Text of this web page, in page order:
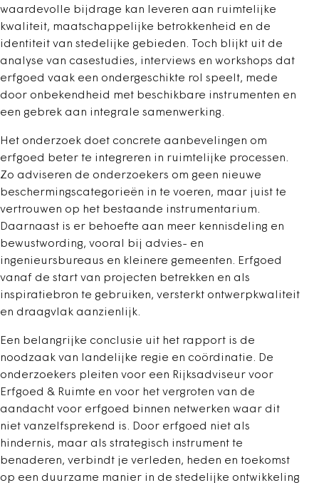
waardevolle bijdrage kan leveren aan ruimtelijke
kwaliteit, maatschappelijke betrokkenheid en de
identiteit van stedelijke gebieden. Toch blijkt uit de
analyse van casestudies, interviews en workshops dat
erfgoed vaak een ondergeschikte rol speelt, mede
door onbekendheid met beschikbare instrumenten en
een gebrek aan integrale samenwerking.
Het onderzoek doet concrete aanbevelingen om
erfgoed beter te integreren in ruimtelijke processen.
Zo adviseren de onderzoekers om geen nieuwe
beschermingscategorieën in te voeren, maar juist te
vertrouwen op het bestaande instrumentarium.
Daarnaast is er behoefte aan meer kennisdeling en
bewustwording, vooral bij advies- en
ingenieursbureaus en kleinere gemeenten. Erfgoed
vanaf de start van projecten betrekken en als
inspiratiebron te gebruiken, versterkt ontwerpkwaliteit
en draagvlak aanzienlijk.
Een belangrijke conclusie uit het rapport is de
noodzaak van landelijke regie en coördinatie. De
onderzoekers pleiten voor een Rijksadviseur voor
Erfgoed & Ruimte en voor het vergroten van de
aandacht voor erfgoed binnen netwerken waar dit
niet vanzelfsprekend is. Door erfgoed niet als
hindernis, maar als strategisch instrument te
benaderen, verbindt je verleden, heden en toekomst
op een duurzame manier in de stedelijke ontwikkeling